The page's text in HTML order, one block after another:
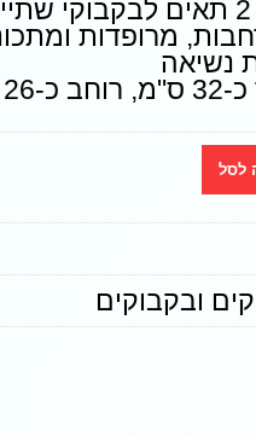
מרופדות
נשיאה
לסל
ובקבוקים